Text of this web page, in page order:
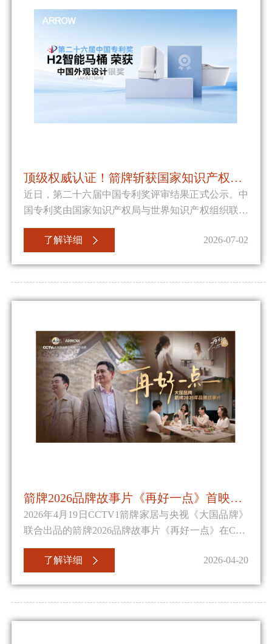
顶级权威认证！箭牌斩获国家知识产权局两项国家级重磅专利奖项
近日，第二十六届中国专利奖评审结果正式公示。中
国专利奖由国家知识产权局与世界知识产权组织联合
设立，是我国专利领域最高级别官方荣誉，也是衡量
企业核心创新实力与知识产权战略落地成效的权威标
了解详细 2026-07-02
箭牌2026品牌故事片《再好一点》首映：一家制造企业的30年“长期主义”答卷
2026年4月19日CCTV1箭牌家居与央视《大国品牌》
联合出品的箭牌2026品牌故事片《再好一点》在CCT
V1正式登陆，次日，佛山潭洲陶瓷展首次公开放
了解详细 2026-04-20